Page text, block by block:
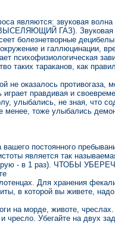
являются: звуковая
ГАЗ). Звуковая
болезнетворные
и галлюцинации,
психофизиологическая
таких тараканов, как
не оказалось противогаза,
правдивая и
улыбались, не зная, что
менее, тоже улыбались
постоянного
является так
- в 1 раз). ЧТОБЫ
Для хранения
в которой вы живете,
на морде, животе, чреслах.
чресло. Убегайте на двух